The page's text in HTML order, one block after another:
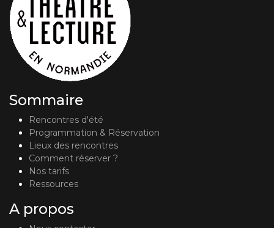
Sommaire
Rencontres d'été
Programmation & Réservation
Lieux des rencontres
Comment réserver ?
Nos tarifs
Ressources
A propos